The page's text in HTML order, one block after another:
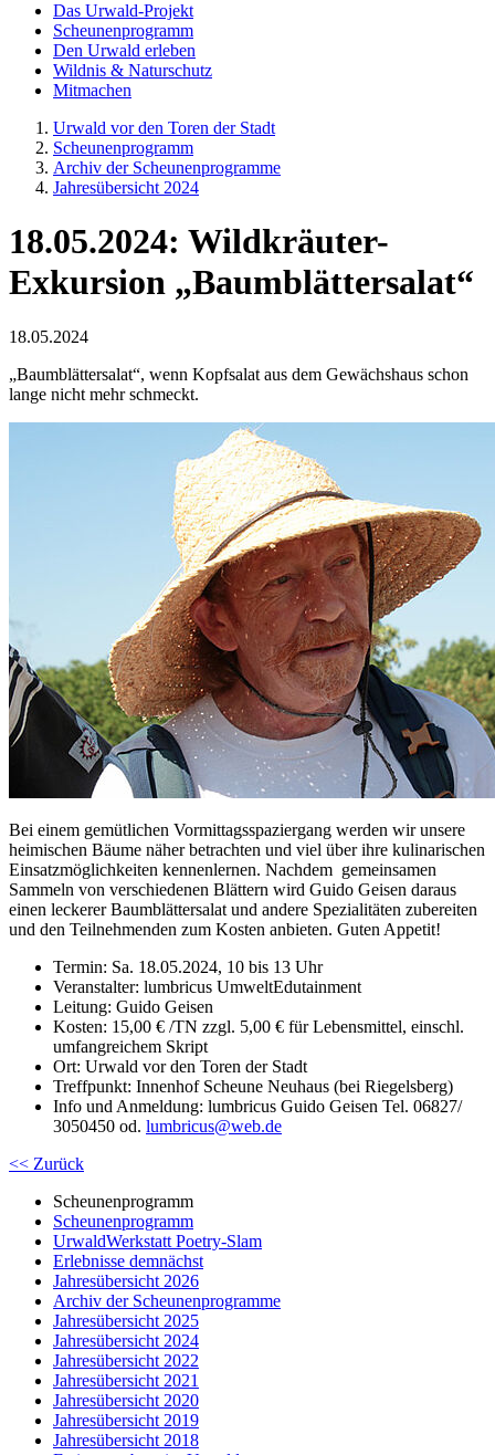
Das Urwald-Projekt
Scheunenprogramm
Den Urwald erleben
Wildnis & Naturschutz
Mitmachen
Urwald vor den Toren der Stadt
Scheunenprogramm
Archiv der Scheunenprogramme
Jahresübersicht 2024
18.05.2024: Wildkräuter-
Exkursion „Baumblättersalat“
18.05.2024
„Baumblättersalat“, wenn Kopfsalat aus dem Gewächshaus schon
lange nicht mehr schmeckt.
Bei einem gemütlichen Vormittagsspaziergang werden wir unsere
heimischen Bäume näher betrachten und viel über ihre kulinarischen
Einsatzmöglichkeiten kennenlernen. Nachdem gemeinsamen
Sammeln von verschiedenen Blättern wird Guido Geisen daraus
einen leckerer Baumblättersalat und andere Spezialitäten zubereiten
und den Teilnehmenden zum Kosten anbieten. Guten Appetit!
Termin: Sa. 18.05.2024, 10 bis 13 Uhr
Veranstalter: lumbricus UmweltEdutainment
Leitung: Guido Geisen
Kosten: 15,00 € /TN zzgl. 5,00 € für Lebensmittel, einschl.
umfangreichem Skript
Ort: Urwald vor den Toren der Stadt
Treffpunkt: Innenhof Scheune Neuhaus (bei Riegelsberg)
Info und Anmeldung: lumbricus Guido Geisen Tel. 06827/
3050450 od. lumbricus@web.de
<< Zurück
Scheunenprogramm
Scheunenprogramm
UrwaldWerkstatt Poetry-Slam
Erlebnisse demnächst
Jahresübersicht 2026
Archiv der Scheunenprogramme
Jahresübersicht 2025
Jahresübersicht 2024
Jahresübersicht 2022
Jahresübersicht 2021
Jahresübersicht 2020
Jahresübersicht 2019
Jahresübersicht 2018